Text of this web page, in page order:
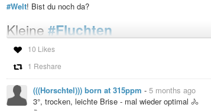
#Welt! Bist du noch da?
Kleine #Fluchten
Heute komme ich mal doppeldeutig daher (-:
Aus terminlichen Gründen noch einmal mit der "
Jetzt der obligatorische#Kaffeeund was auf die#Ohren
https://www.jamendo.com/track/1574236/escape
10 Likes
1 Reshare
(((Horschtel))) born at 315ppm - 5 months ago
3°, trocken, leichte Brise - mal wieder optimal 🚴